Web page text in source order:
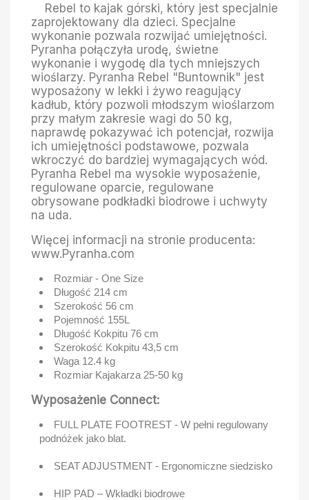
Rebel to kajak górski, który jest specjalnie
zaprojektowany dla dzieci. Specjalne
wykonanie pozwala rozwijać umiejętności.
Pyranha połączyła urodę, świetne
wykonanie i wygodę dla tych mniejszych
wioślarzy. Pyranha Rebel "Buntownik" jest
wyposażony w lekki i żywo reagujący
kadłub, który pozwoli młodszym wioślarzom
przy małym zakresie wagi do 50 kg,
naprawdę pokazywać ich potencjał, rozwija
ich umiejętności podstawowe, pozwala
wkroczyć do bardziej wymagających wód.
Pyranha Rebel ma wysokie wyposażenie,
regulowane oparcie, regulowane
obrysowane podkładki biodrowe i uchwyty
na uda.
Więcej informacji na stronie producenta:
www.Pyranha.com
Rozmiar - One Size
Długość 214 cm
Szerokość 56 cm
Pojemność 155L
Długość Kokpitu 76 cm
Szerokość Kokpitu 43,5 cm
Waga 12.4 kg
Rozmiar Kajakarza 25-50 kg
Wyposażenie Connect:
FULL PLATE FOOTREST - W pełni regulowany
podnóżek jako blat.
SEAT ADJUSTMENT - Ergonomiczne siedzisko
HIP PAD – Wkładki biodrowe